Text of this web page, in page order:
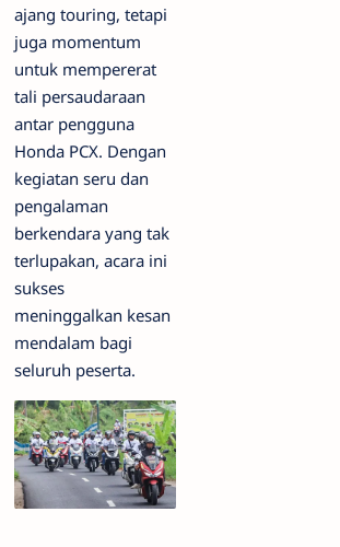
ajang touring, tetapi
juga momentum
untuk mempererat
tali persaudaraan
antar pengguna
Honda PCX. Dengan
kegiatan seru dan
pengalaman
berkendara yang tak
terlupakan, acara ini
sukses
meninggalkan kesan
mendalam bagi
seluruh peserta.